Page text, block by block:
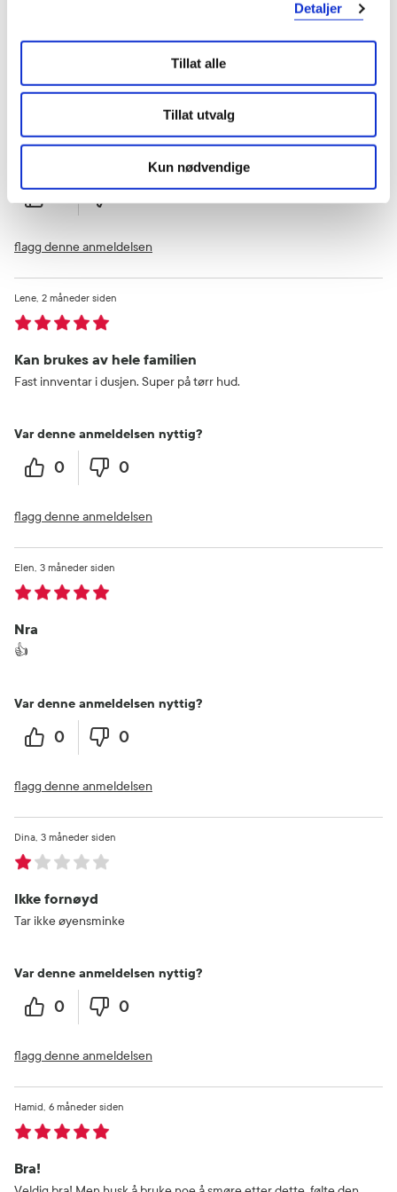
Detaljer
Tillat alle
Tillat utvalg
Kun nødvendige
Fornøyd
Effektiv og velegnet til sensitiv hud
Var denne anmeldelsen nyttig?
0 0
flagg denne anmeldelsen
Kan brukes av hele familien
2 måneder siden
Lene
Fast innventar i dusjen. Super på tørr hud.
Var denne anmeldelsen nyttig?
0 0
flagg denne anmeldelsen
Nra
3 måneder siden
Elen
👍
Var denne anmeldelsen nyttig?
0 0
flagg denne anmeldelsen
Ikke fornøyd
3 måneder siden
Dina
Tar ikke øyensminke
Var denne anmeldelsen nyttig?
0 0
flagg denne anmeldelsen
Bra!
6 måneder siden
Hamid